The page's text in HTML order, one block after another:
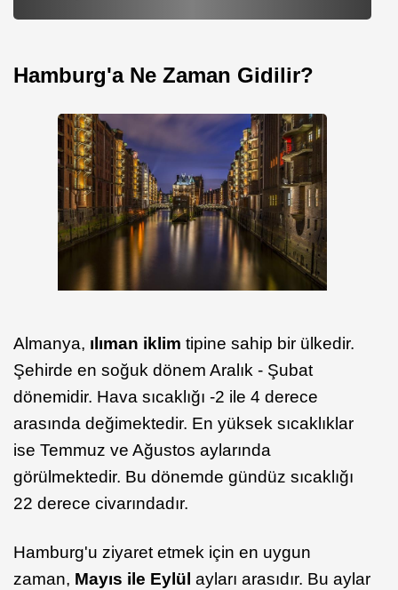
Hamburg'a Ne Zaman Gidilir?
Almanya, ılıman iklim tipine sahip bir ülkedir.
Şehirde en soğuk dönem Aralık - Şubat
dönemidir. Hava sıcaklığı -2 ile 4 derece
arasında değimektedir. En yüksek sıcaklıklar
ise Temmuz ve Ağustos aylarında
görülmektedir. Bu dönemde gündüz sıcaklığı
22 derece civarındadır.
Hamburg'u ziyaret etmek için en uygun
zaman, Mayıs ile Eylül ayları arasıdır. Bu aylar